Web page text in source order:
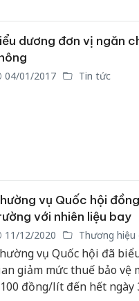
dương đơn vị ngăn
04/01/2017 Tin tức
vụ Quốc hội
với nhiên liệu bay
11/12/2020 Thương hiệu
vụ Quốc hội đã
giảm mức thuế bảo
đồng/lít đến hết ngày